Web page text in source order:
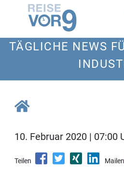
TÄGLICHE NEWS
10. Februar 2020 | 07:00
Teilen Mailen